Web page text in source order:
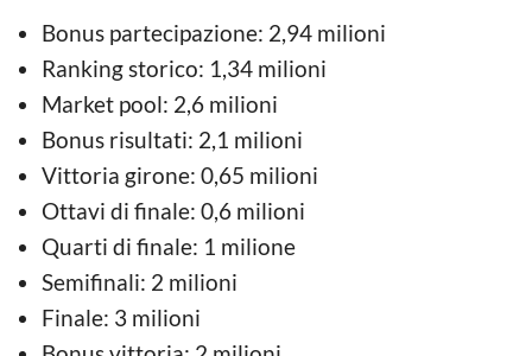
Bonus partecipazione: 2,94 milioni
Ranking storico: 1,34 milioni
Market pool: 2,6 milioni
Bonus risultati: 2,1 milioni
Vittoria girone: 0,65 milioni
Ottavi di finale: 0,6 milioni
Quarti di finale: 1 milione
Semifinali: 2 milioni
Finale: 3 milioni